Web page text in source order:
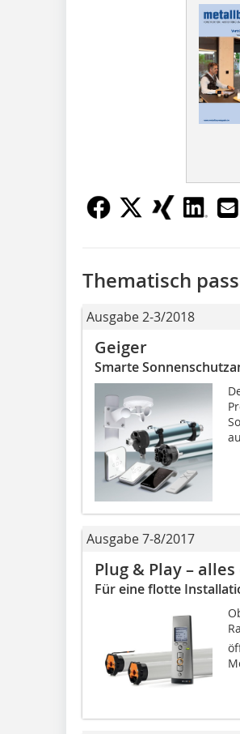
Thematisch
Ausgabe 2-3/2018
Geiger
Smarte
Ausgabe 7-8/2017
Plug & Play –
Für eine flotte